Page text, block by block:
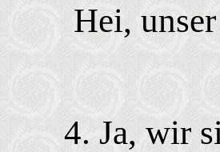
Hei,
4. Ja, wir